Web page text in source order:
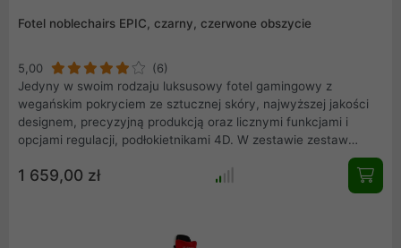
Fotel noblechairs EPIC, czarny, czerwone obszycie
5,00
(6)
Jedyny w swoim rodzaju luksusowy fotel gamingowy z
wegańskim pokryciem ze sztucznej skóry, najwyższej jakości
designem, precyzyjną produkcją oraz licznymi funkcjami i
opcjami regulacji, podłokietnikami 4D. W zestawie zestaw
1 659,00 zł